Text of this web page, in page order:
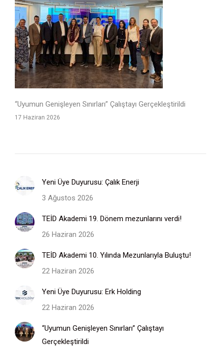
“Uyumun Genişleyen Sınırları” Çalıştayı Gerçekleştirildi
17 Haziran 2026
Yeni Üye Duyurusu: Çalık Enerji
3 Ağustos 2026
TEİD Akademi 19. Dönem mezunlarını verdi!
26 Haziran 2026
TEİD Akademi 10. Yılında Mezunlarıyla Buluştu!
22 Haziran 2026
Yeni Üye Duyurusu: Erk Holding
22 Haziran 2026
“Uyumun Genişleyen Sınırları” Çalıştayı
Gerçekleştirildi